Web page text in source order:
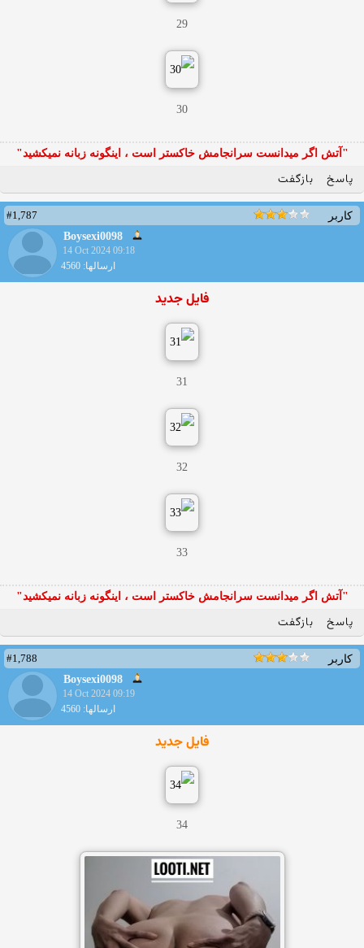
29
30
"آتش اگر ميدانست سرانجامش خاكستر است ، اينگونه زبانه نميكشيد"
پاسخ بازگفت
کاربر
#1,787
Boysexi0098
14 Oct 2024 09:18
ارسالها: 4560
فایل جدید
31
32
33
"آتش اگر ميدانست سرانجامش خاكستر است ، اينگونه زبانه نميكشيد"
پاسخ بازگفت
کاربر
#1,788
Boysexi0098
14 Oct 2024 09:19
ارسالها: 4560
فایل جدید
34